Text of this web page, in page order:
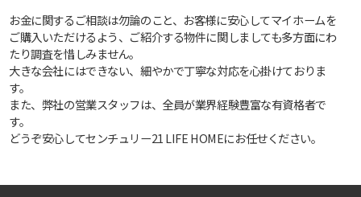
お金に関するご相談は勿論のこと、お客様に安心してマイホームを
ご購入いただけるよう、ご紹介する物件に関しましても多方面にわ
たり調査を惜しみません。
大きな会社にはできない、細やかで丁寧な対応を心掛けておりま
す。
また、弊社の営業スタッフは、全員が業界経験豊富な有資格者で
す。
どうぞ安心してセンチュリー21 LIFE HOMEにお任せください。